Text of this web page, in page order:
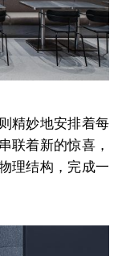
精妙地安排着每
联着新的惊喜，
理结构，完成一